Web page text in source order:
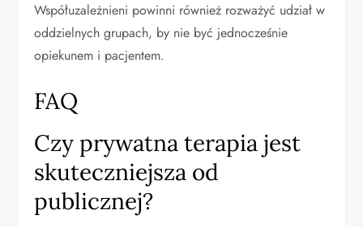
Współuzależnieni powinni również rozważyć udział w
oddzielnych grupach, by nie być jednocześnie
opiekunem i pacjentem.
FAQ
Czy prywatna terapia jest
skuteczniejsza od
publicznej?